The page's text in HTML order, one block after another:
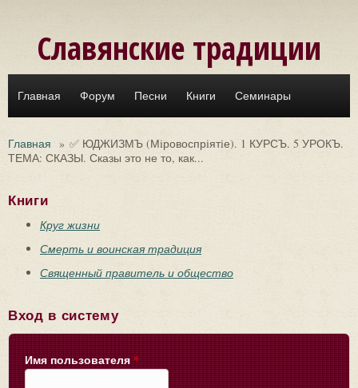
Славянские традиции
Главная Форум Песни Книги Семинары
Главная » ✅ ЮДЖИЗМЪ (Мiровоспрiятiе). 1 КУРСЪ. 5 УРОКЪ.
ТЕМА: СКАЗЫ. Сказы это не то, как...
Книги
Круг жизни
Смерть и воинская традиция
Священный правитель и общество
Вход в систему
Имя пользователя *